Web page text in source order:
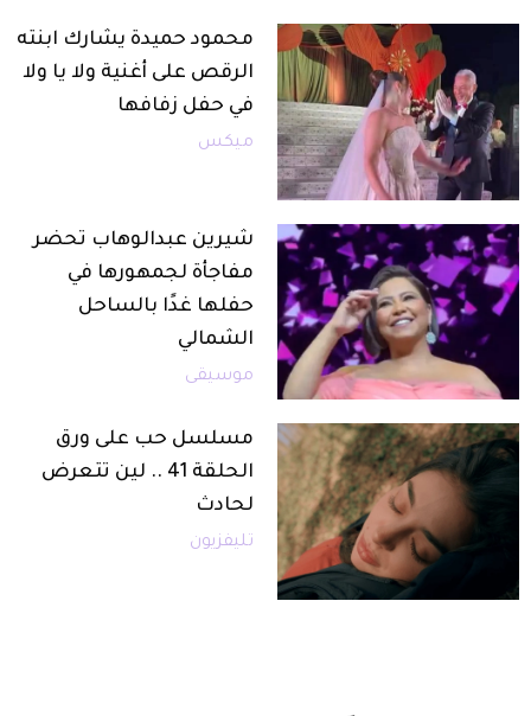
محمود حميدة يشارك ابنته
الرقص على أغنية ولا يا ولا
في حفل زفافها
ميكس
شيرين عبدالوهاب تحضر
مفاجأة لجمهورها في
حفلها غدًا بالساحل
الشمالي
موسيقى
مسلسل حب على ورق
الحلقة 41 .. لين تتعرض
لحادث
تليفزيون